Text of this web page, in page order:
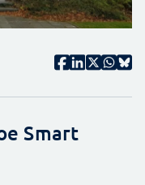
Smart